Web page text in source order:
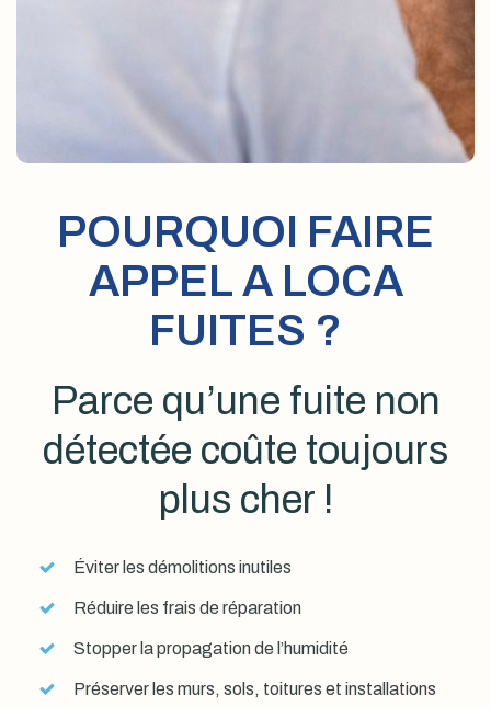
POURQUOI FAIRE
APPEL A LOCA
FUITES ?
Parce qu’une fuite non
détectée coûte toujours
plus cher !
Éviter les démolitions inutiles
Réduire les frais de réparation
Stopper la propagation de l’humidité
Préserver les murs, sols, toitures et installations